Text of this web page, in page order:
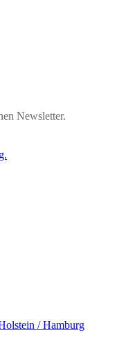
Newsletter.
/ Hamburg